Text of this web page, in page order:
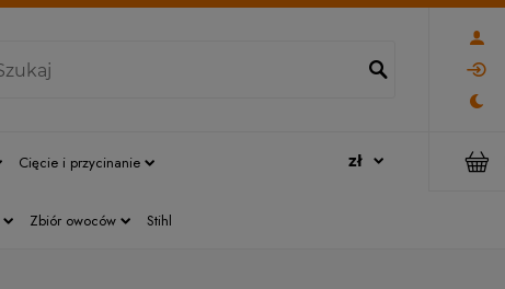
Cięcie i przycinanie
Zbiór owoców Stihl